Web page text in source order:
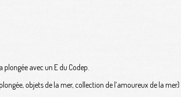
plongée avec un E du Codep.
objets de la mer, collection de l’amoureux de la mer)